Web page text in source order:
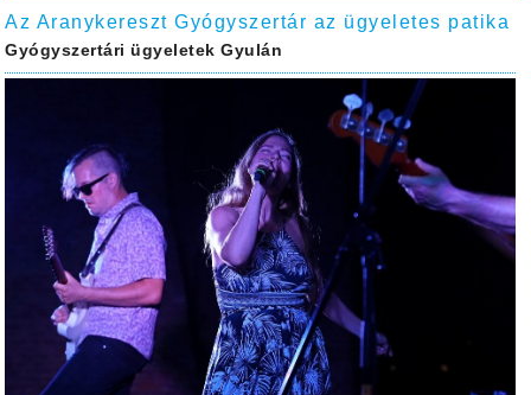
Az Aranykereszt Gyógyszertár az ügyeletes patika
Gyógyszertári ügyeletek Gyulán